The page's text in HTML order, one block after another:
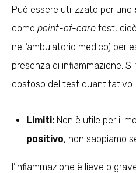
Può essere utilizzato per uno
come point-of-care test,
nell’ambulatorio medico) per
presenza di infiammazione.
costoso del test quantitativo
Limiti: Non è utile per il
positivo, non sappiamo
l’infiammazione è lieve o